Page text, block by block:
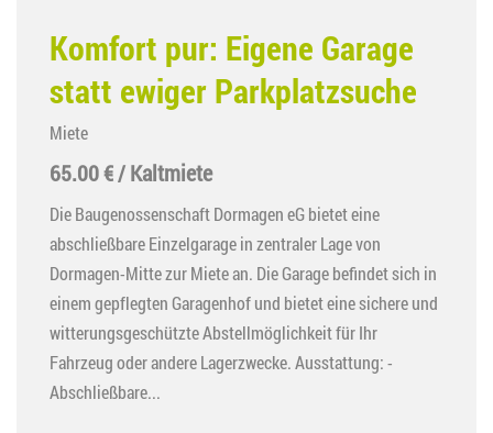
Komfort pur: Eigene Garage
statt ewiger Parkplatzsuche
Miete
65.00 € / Kaltmiete
Die Baugenossenschaft Dormagen eG bietet eine
abschließbare Einzelgarage in zentraler Lage von
Dormagen-Mitte zur Miete an. Die Garage befindet sich in
einem gepflegten Garagenhof und bietet eine sichere und
witterungsgeschützte Abstellmöglichkeit für Ihr
Fahrzeug oder andere Lagerzwecke. Ausstattung: -
Abschließbare...